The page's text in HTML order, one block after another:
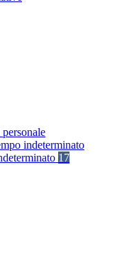
indeterminato
17